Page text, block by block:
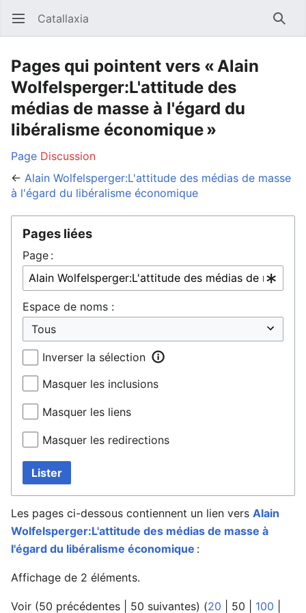
Ouvrir le menu principal Catallaxia
Pages qui pointent vers « Alain
Wolfelsperger:L'attitude des
médias de masse à l'égard du
libéralisme économique »
Page Discussion
← Alain Wolfelsperger:L'attitude des médias de masse
à l'égard du libéralisme économique
Pages liées
Page :
Espace de noms :
Inverser la sélection
Masquer les inclusions
Masquer les liens
Masquer les redirections
Lister
Les pages ci-dessous contiennent un lien vers Alain
Wolfelsperger:L'attitude des médias de masse à
l'égard du libéralisme économique :
Affichage de 2 éléments.
Voir (50 précédentes 50 suivantes) (20 50 100